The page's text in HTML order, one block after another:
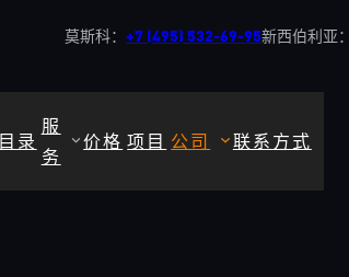
莫斯科： +7 (495) 532-69-95新西伯利亚：
目录
服
务
价格 项目 公司 联系方式